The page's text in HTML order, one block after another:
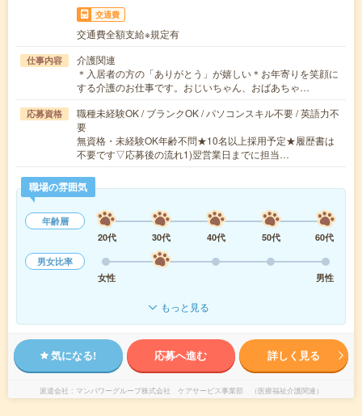
交通費
交通費全額支給※規定有
仕事内容
介護関連
＊入居者の方の「ありがとう」が嬉しい＊お年寄りを笑顔に
する介護のお仕事です。おじいちゃん、おばあちゃ…
応募資格
職種未経験OK / ブランクOK / パソコンスキル不要 / 英語力不
要
無資格・未経験OK年齢不問★10名以上採用予定★履歴書は
不要です▽応募後の流れ1)翌営業日までに担当…
職場の雰囲気
年齢層
20代
30代 40代 50代
60代
男女比率
女性
男性
もっと見る
気になる! 応募へ進む 詳しく見る
派遣会社 マンパワーグループ株式会社 ケアサービス事業部 （医療福祉介護関連）